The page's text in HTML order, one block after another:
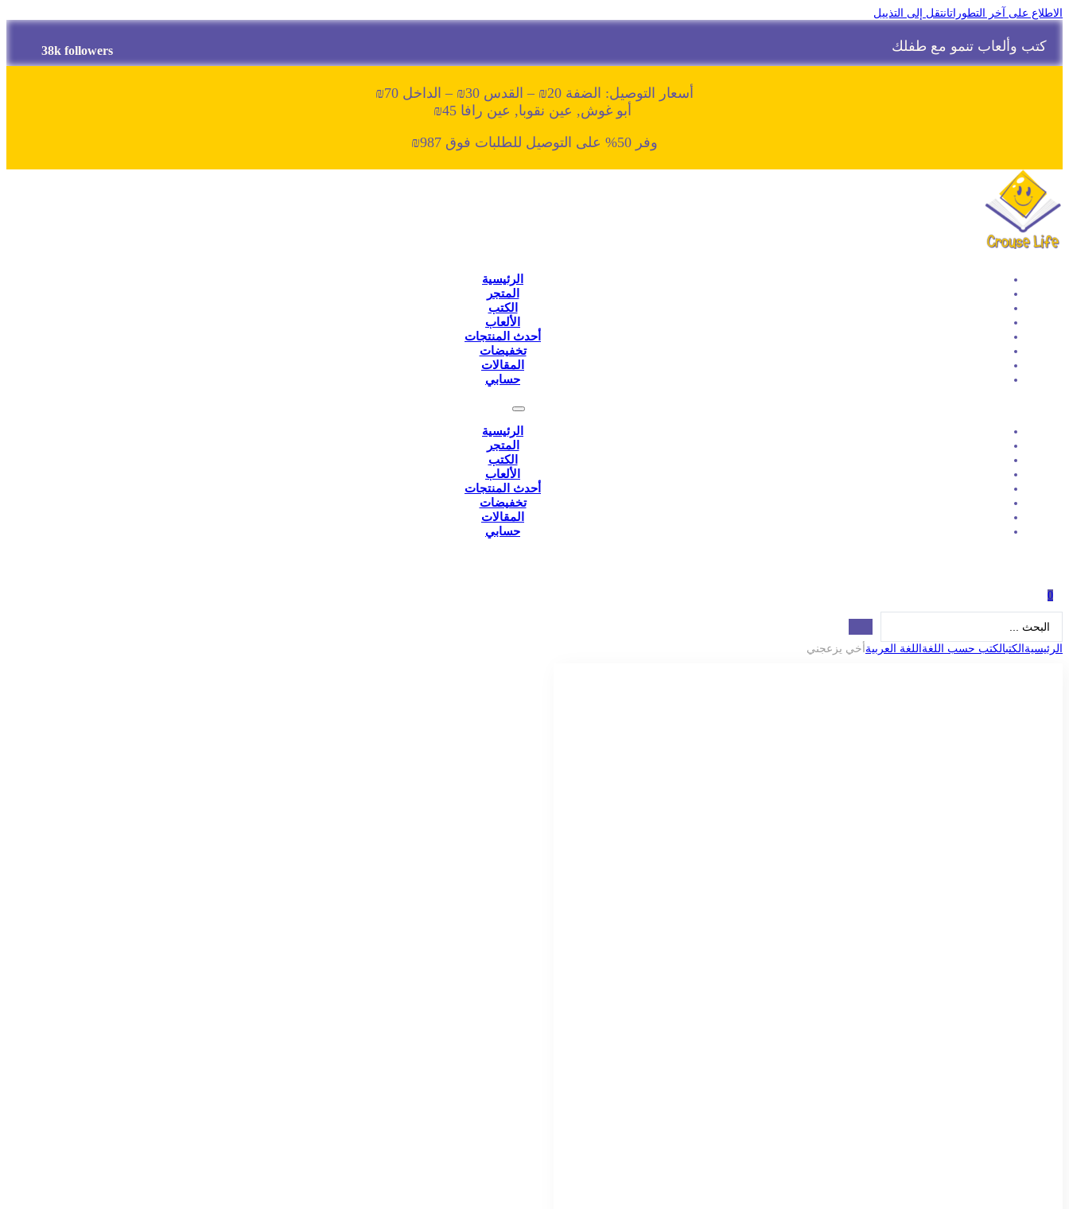
الاطلاع على آخر التطوراتانتقل إلى التذييل
كتب وألعاب تنمو مع طفلك 38k followers
أسعار التوصيل: الضفة 20₪ – القدس 30₪ – الداخل 70₪
أبو غوش, عين نقوبا, عين رافا 45₪
وفر 50% على التوصيل للطلبات فوق 987₪
الرئيسية
المتجر
الكتب
الألعاب
أحدث المنتجات
تخفيضات
المقالات
حسابي
الرئيسية
المتجر
الكتب
الألعاب
أحدث المنتجات
تخفيضات
المقالات
حسابي
0
الرئيسية الكتبالكتب حسب اللغة اللغة العربية أخي يزعجني